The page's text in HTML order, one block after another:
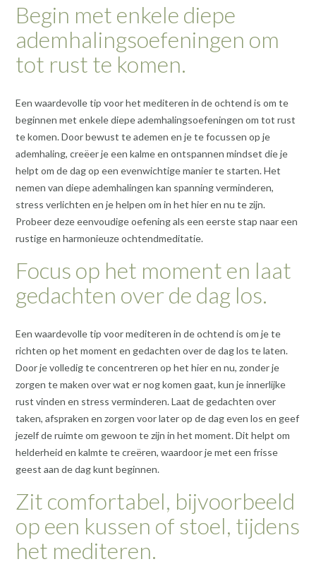
Begin met enkele diepe
ademhalingsoefeningen om
tot rust te komen.
Een waardevolle tip voor het mediteren in de ochtend is om te
beginnen met enkele diepe ademhalingsoefeningen om tot rust
te komen. Door bewust te ademen en je te focussen op je
ademhaling, creëer je een kalme en ontspannen mindset die je
helpt om de dag op een evenwichtige manier te starten. Het
nemen van diepe ademhalingen kan spanning verminderen,
stress verlichten en je helpen om in het hier en nu te zijn.
Probeer deze eenvoudige oefening als een eerste stap naar een
rustige en harmonieuze ochtendmeditatie.
Focus op het moment en laat
gedachten over de dag los.
Een waardevolle tip voor mediteren in de ochtend is om je te
richten op het moment en gedachten over de dag los te laten.
Door je volledig te concentreren op het hier en nu, zonder je
zorgen te maken over wat er nog komen gaat, kun je innerlijke
rust vinden en stress verminderen. Laat de gedachten over
taken, afspraken en zorgen voor later op de dag even los en geef
jezelf de ruimte om gewoon te zijn in het moment. Dit helpt om
helderheid en kalmte te creëren, waardoor je met een frisse
geest aan de dag kunt beginnen.
Zit comfortabel, bijvoorbeeld
op een kussen of stoel, tijdens
het mediteren.